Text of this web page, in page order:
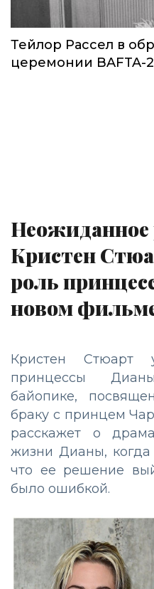
Тейлор Рассел в
церемонии BAFTA-
Кристен
роль
новом
Кристен Стюарт
принцессы
байопике,
браку с принцем
расскажет о
жизни Дианы,
что ее решение
было ошибкой.